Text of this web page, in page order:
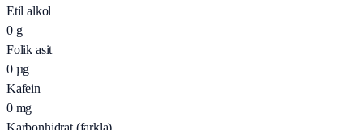
Etil alkol
0 g
Folik asit
0 µg
Kafein
0 mg